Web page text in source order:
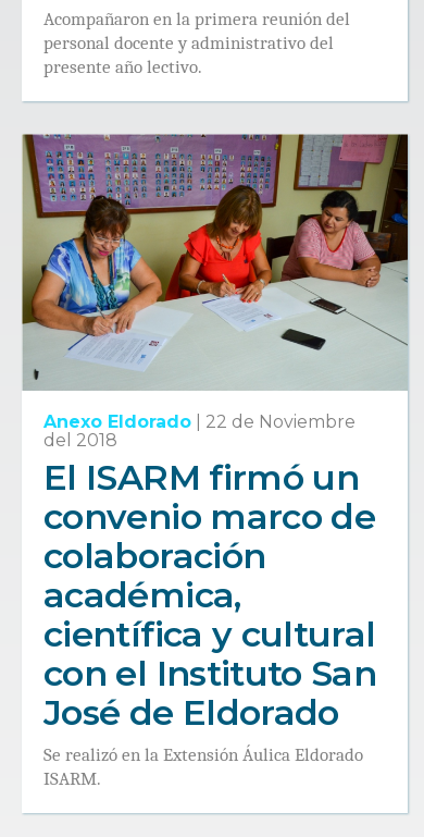
Acompañaron en la primera reunión del
personal docente y administrativo del
presente año lectivo.
Anexo Eldorado
22 de Noviembre
del 2018
El ISARM firmó un
convenio marco de
colaboración
académica,
científica y cultural
con el Instituto San
José de Eldorado
Se realizó en la Extensión Áulica Eldorado
ISARM.